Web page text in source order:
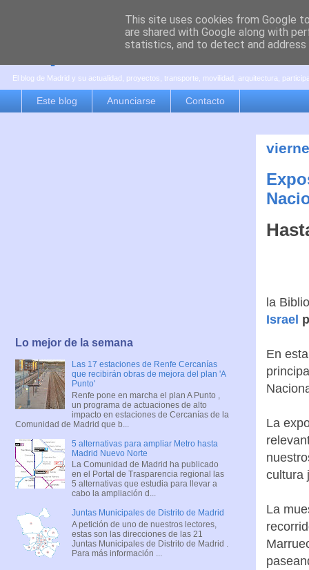
es por madrid
El blog de Madrid y su actualidad, proyectos, transporte, movilidad, arquitectura,
Este blog Anunciarse Contacto
la
Israel
En
La
cultura
La
Lo mejor de la semana
Las 17 estaciones de Renfe Cercanías
que recibirán obras de mejora del plan 'A
Punto'
Renfe pone en marcha el plan A Punto ,
un programa de actuaciones de alto
impacto en estaciones de Cercanías de la
Comunidad de Madrid que b...
5 alternativas para ampliar Metro hasta
Madrid Nuevo Norte
La Comunidad de Madrid ha publicado
en el Portal de Trasparencia regional las
5 alternativas que estudia para llevar a
cabo la ampliación d...
Juntas Municipales de Distrito de Madrid
A petición de uno de nuestros lectores,
estas son las direcciones de las 21
Juntas Municipales de Distrito de Madrid .
Para más información ...
This site uses cookies from Google
are shared with Google along with
statistics, and to detect and address